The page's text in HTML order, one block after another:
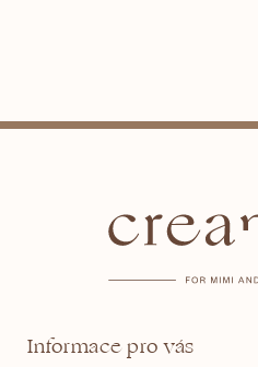
Informace pro vás